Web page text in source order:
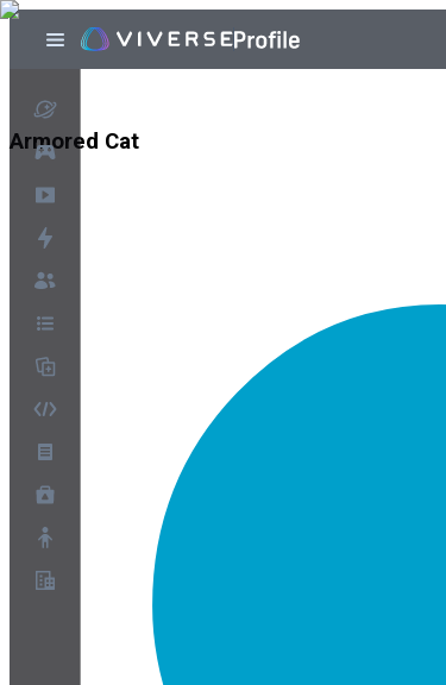
Партнёрская программа
Условия использования
Armored Cat